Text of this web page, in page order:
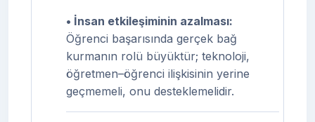
• İnsan etkileşiminin azalması:
Öğrenci başarısında gerçek bağ
kurmanın rolü büyüktür; teknoloji,
öğretmen–öğrenci ilişkisinin yerine
geçmemeli, onu desteklemelidir.